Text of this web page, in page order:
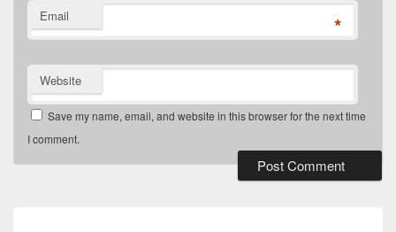
Email *
Website
Save my name, email, and website in this browser for the next time
I comment.